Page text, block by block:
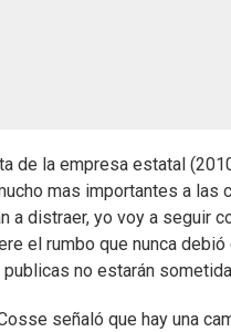
de la empresa estatal
mas importantes a las
a distraer, yo voy a seguir
el rumbo que nunca
no estarán
señaló que hay una